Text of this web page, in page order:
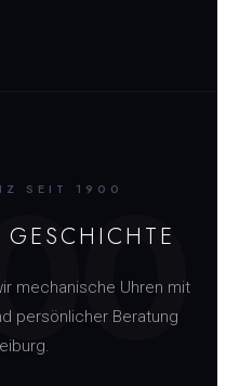
SEIT 1900
mechanische Uhren mit
persönlicher Beratung